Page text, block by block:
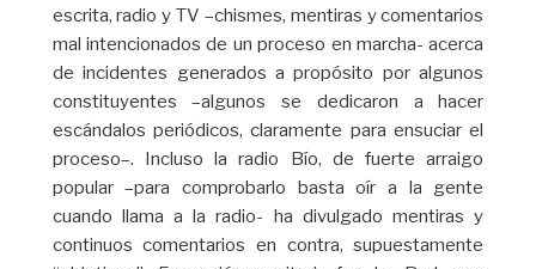
escrita, radio y TV –chismes, mentiras y comentarios
mal intencionados de un proceso en marcha- acerca
de incidentes generados a propósito por algunos
constituyentes –algunos se dedicaron a hacer
escándalos periódicos, claramente para ensuciar el
proceso–. Incluso la radio Bío, de fuerte arraigo
popular –para comprobarlo basta oír a la gente
cuando llama a la radio- ha divulgado mentiras y
continuos comentarios en contra, supuestamente